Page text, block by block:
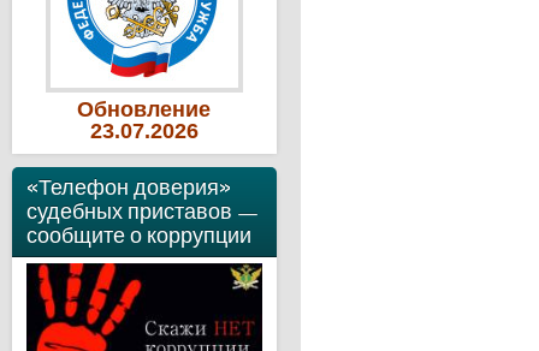
Обновление
23.07.2026
«Телефон доверия»
судебных приставов —
сообщите о коррупции